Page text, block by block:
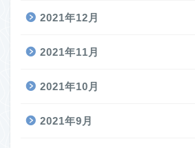
2021年12月
2021年11月
2021年10月
2021年9月